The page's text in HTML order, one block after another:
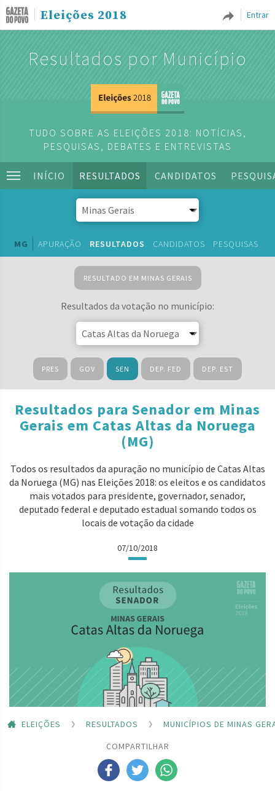
Entrar
Eleições 2018
Resultados por Município
TUDO SOBRE AS ELEIÇÕES 2018: NOTÍCIAS,
PESQUISAS, DEBATES E ENTREVISTAS
INÍCIO RESULTADOS CANDIDATOS
MG APURAÇÃO RESULTADOS CANDIDATOS PESQUISAS
RESULTADO EM MINAS GERAIS
Resultados da votação no município:
PRES GOV SEN DEP. FED DEP. EST
Resultados para Senador em Minas
Gerais em Catas Altas da Noruega
(MG)
Todos os resultados da apuração no município de Catas Altas
da Noruega (MG) nas Eleições 2018: os eleitos e os candidatos
mais votados para presidente, governador, senador,
deputado federal e deputado estadual somando todos os
locais de votação da cidade
07/10/2018
ELEIÇÕES RESULTADOS
MUNICÍPIOS DE MINAS
COMPARTILHAR